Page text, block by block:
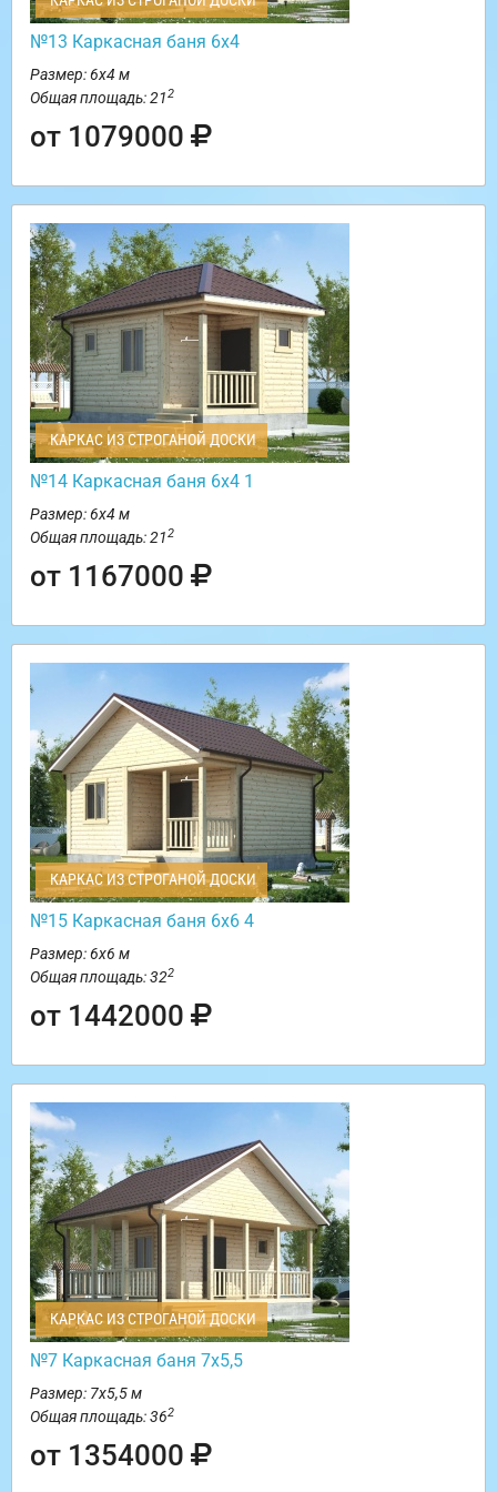
№13 Каркасная баня 6х4
Размер: 6х4 м
Общая площадь: 212
от 1079000
КАРКАС ИЗ СТРОГАНОЙ ДОСКИ
№14 Каркасная баня 6х4 1
Размер: 6х4 м
Общая площадь: 212
от 1167000
КАРКАС ИЗ СТРОГАНОЙ ДОСКИ
№15 Каркасная баня 6х6 4
Размер: 6х6 м
Общая площадь: 322
от 1442000
КАРКАС ИЗ СТРОГАНОЙ ДОСКИ
№7 Каркасная баня 7х5,5
Размер: 7х5,5 м
Общая площадь: 362
от 1354000